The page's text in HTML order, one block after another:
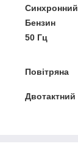
Синхронний
Бензин
50 Гц
Повітряна
Двотактний